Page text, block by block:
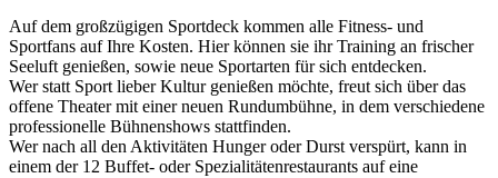
Auf dem großzügigen Sportdeck kommen alle Fitness- und
Sportfans auf Ihre Kosten. Hier können sie ihr Training an frischer
Seeluft genießen, sowie neue Sportarten für sich entdecken.
Wer statt Sport lieber Kultur genießen möchte, freut sich über das
offene Theater mit einer neuen Rundumbühne, in dem verschiedene
professionelle Bühnenshows stattfinden.
Wer nach all den Aktivitäten Hunger oder Durst verspürt, kann in
einem der 12 Buffet- oder Spezialitätenrestaurants auf eine